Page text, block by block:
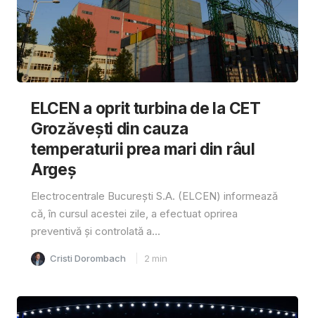
ELCEN a oprit turbina de la CET
Grozăvești din cauza
temperaturii prea mari din râul
Argeș
Electrocentrale București S.A. (ELCEN) informează
că, în cursul acestei zile, a efectuat oprirea
preventivă și controlată a...
Cristi Dorombach 2 min